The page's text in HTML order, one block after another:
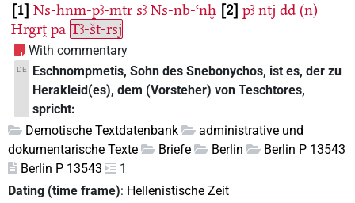
1 Ns-ẖnm-pꜣ-mtr sꜣ Ns-nb-ꜥnḫ 2 pꜣ ntj ḏd (n)
Hrgrṱ pa Tꜣ-št-rsj
With commentary
DE
Eschnompmetis, Sohn des Snebonychos, ist es, der zu
Herakleid(es), dem (Vorsteher) von Teschtores,
spricht:
Demotische Textdatenbank
administrative und
dokumentarische Texte
Briefe Berlin
Berlin P 13543
Berlin P 13543
1
Dating (time frame): Hellenistische Zeit